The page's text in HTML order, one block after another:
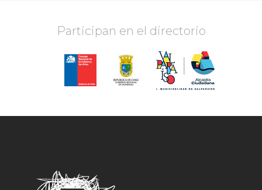
Participan en el directorio